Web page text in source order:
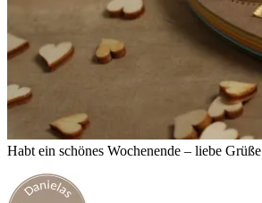
Habt ein schönes Wochenende – liebe Grüße